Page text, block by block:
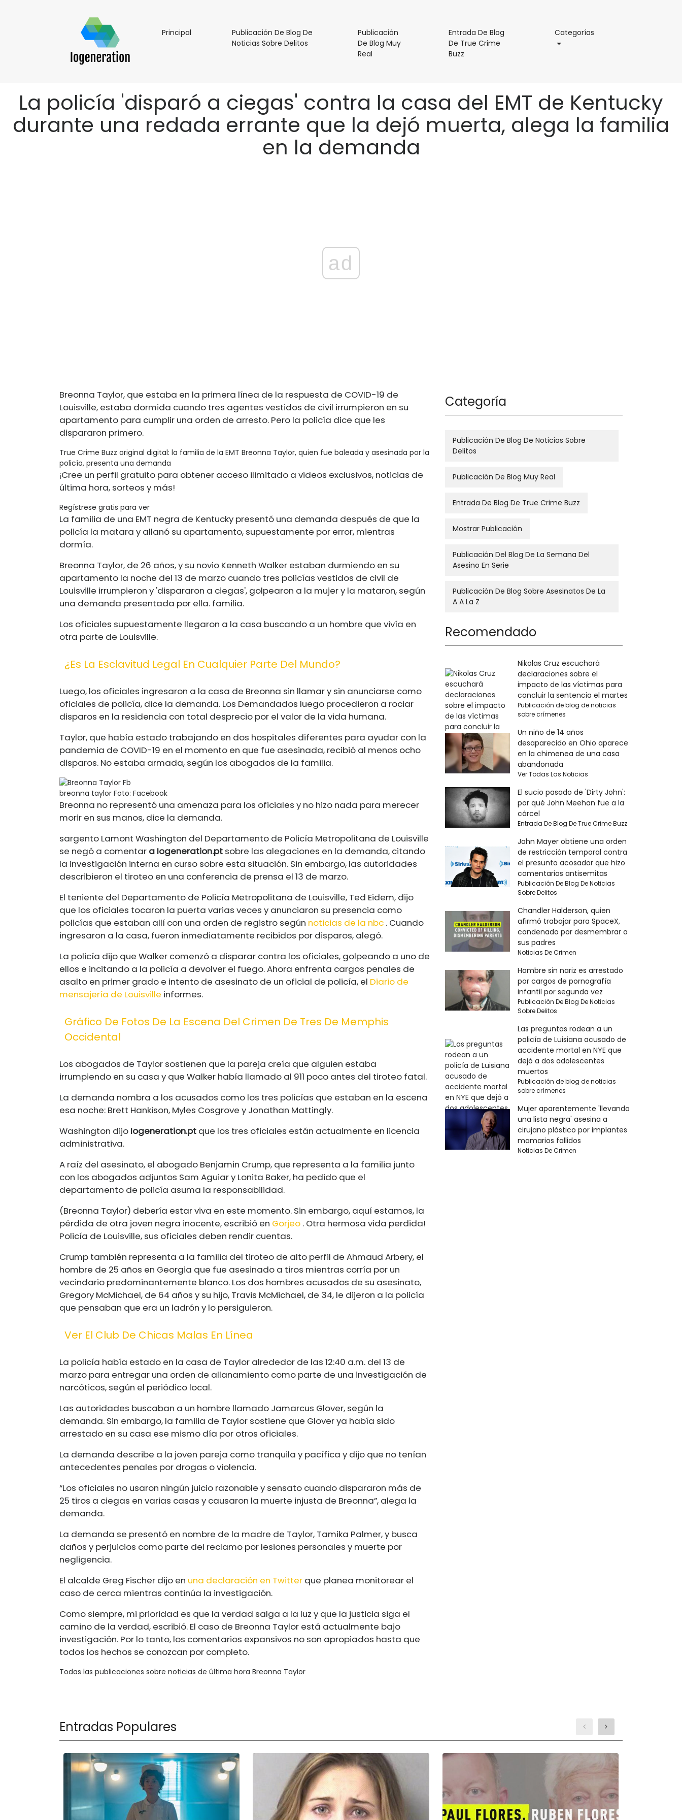
PrincipalPrincipal
Publicación De Blog De
Noticias Sobre DelitosPublicación
Delitos
Publicación
De Blog Muy
Real
Real
Entrada De Blog
De True Crime
BuzzEntrada
True
Crime
Categorías
La policía 'disparó a ciegas' contra la casa del EMT de Kentucky
durante una redada errante que la dejó muerta, alega la familia
en la demanda
ad
Breonna Taylor, que estaba en la primera línea de la respuesta de COVID-19 de
Louisville, estaba dormida cuando tres agentes vestidos de civil irrumpieron en su
apartamento para cumplir una orden de arresto. Pero la policía dice que les
dispararon primero.
True Crime Buzz original digital: la familia de la EMT Breonna Taylor, quien fue baleada y asesinada por la
policía, presenta una demanda
¡Cree un perfil gratuito para obtener acceso ilimitado a videos exclusivos, noticias de
última hora, sorteos y más!
Regístrese gratis para ver
La familia de una EMT negra de Kentucky presentó una demanda después de que la
policía la matara y allanó su apartamento, supuestamente por error, mientras
dormía.
Breonna Taylor, de 26 años, y su novio Kenneth Walker estaban durmiendo en su
apartamento la noche del 13 de marzo cuando tres policías vestidos de civil de
Louisville irrumpieron y 'dispararon a ciegas', golpearon a la mujer y la mataron, según
una demanda presentada por ella. familia.
Los oficiales supuestamente llegaron a la casa buscando a un hombre que vivía en
otra parte de Louisville.
¿Es La Esclavitud Legal En Cualquier Parte Del Mundo?
Luego, los oficiales ingresaron a la casa de Breonna sin llamar y sin anunciarse como
oficiales de policía, dice la demanda. Los Demandados luego procedieron a rociar
disparos en la residencia con total desprecio por el valor de la vida humana.
Taylor, que había estado trabajando en dos hospitales diferentes para ayudar con la
pandemia de COVID-19 en el momento en que fue asesinada, recibió al menos ocho
disparos. No estaba armada, según los abogados de la familia.
breonna taylor Foto: Facebook
Breonna no representó una amenaza para los oficiales y no hizo nada para merecer
morir en sus manos, dice la demanda.
sargento Lamont Washington del Departamento de Policía Metropolitana de Louisville
se negó a comentar a Iogeneration.pt sobre las alegaciones en la demanda, citando
la investigación interna en curso sobre esta situación. Sin embargo, las autoridades
describieron el tiroteo en una conferencia de prensa el 13 de marzo.
El teniente del Departamento de Policía Metropolitana de Louisville, Ted Eidem, dijo
que los oficiales tocaron la puerta varias veces y anunciaron su presencia como
policías que estaban allí con una orden de registro según noticias de la nbc . Cuando
ingresaron a la casa, fueron inmediatamente recibidos por disparos, alegó.
La policía dijo que Walker comenzó a disparar contra los oficiales, golpeando a uno de
ellos e incitando a la policía a devolver el fuego. Ahora enfrenta cargos penales de
asalto en primer grado e intento de asesinato de un oficial de policía, el Diario de
mensajería de Louisville informes.
Gráfico De Fotos De La Escena Del Crimen De Tres De Memphis
Occidental
Los abogados de Taylor sostienen que la pareja creía que alguien estaba
irrumpiendo en su casa y que Walker había llamado al 911 poco antes del tiroteo fatal.
La demanda nombra a los acusados ​​como los tres policías que estaban en la escena
esa noche: Brett Hankison, Myles Cosgrove y Jonathan Mattingly.
Washington dijo Iogeneration.pt que los tres oficiales están actualmente en licencia
administrativa.
A raíz del asesinato, el abogado Benjamin Crump, que representa a la familia junto
con los abogados adjuntos Sam Aguiar y Lonita Baker, ha pedido que el
departamento de policía asuma la responsabilidad.
(Breonna Taylor) debería estar viva en este momento. Sin embargo, aquí estamos, la
pérdida de otra joven negra inocente, escribió en Gorjeo . Otra hermosa vida perdida!
Policía de Louisville, sus oficiales deben rendir cuentas.
Crump también representa a la familia del tiroteo de alto perfil de Ahmaud Arbery, el
hombre de 25 años en Georgia que fue asesinado a tiros mientras corría por un
vecindario predominantemente blanco. Los dos hombres acusados ​​de su asesinato,
Gregory McMichael, de 64 años y su hijo, Travis McMichael, de 34, le dijeron a la policía
que pensaban que era un ladrón y lo persiguieron.
Ver El Club De Chicas Malas En Línea
La policía había estado en la casa de Taylor alrededor de las 12:40 a.m. del 13 de
marzo para entregar una orden de allanamiento como parte de una investigación de
narcóticos, según el periódico local.
Las autoridades buscaban a un hombre llamado Jamarcus Glover, según la
demanda. Sin embargo, la familia de Taylor sostiene que Glover ya había sido
arrestado en su casa ese mismo día por otros oficiales.
La demanda describe a la joven pareja como tranquila y pacífica y dijo que no tenían
antecedentes penales por drogas o violencia.
“Los oficiales no usaron ningún juicio razonable y sensato cuando dispararon más de
25 tiros a ciegas en varias casas y causaron la muerte injusta de Breonna”, alega la
demanda.
La demanda se presentó en nombre de la madre de Taylor, Tamika Palmer, y busca
daños y perjuicios como parte del reclamo por lesiones personales y muerte por
negligencia.
El alcalde Greg Fischer dijo en una declaración en Twitter que planea monitorear el
caso de cerca mientras continúa la investigación.
Como siempre, mi prioridad es que la verdad salga a la luz y que la justicia siga el
camino de la verdad, escribió. El caso de Breonna Taylor está actualmente bajo
investigación. Por lo tanto, los comentarios expansivos no son apropiados hasta que
todos los hechos se conozcan por completo.
Todas las publicaciones sobre noticias de última hora Breonna Taylor
Categoría
Publicación De Blog De Noticias Sobre
Delitos
Publicación De Blog Muy Real
Entrada De Blog De True Crime Buzz
Mostrar Publicación
Publicación Del Blog De La Semana Del
Asesino En Serie
Publicación De Blog Sobre Asesinatos De La
A A La Z
Recomendado
Nikolas Cruz escuchará
declaraciones sobre el
impacto de las víctimas para
concluir la sentencia el martes
Publicación de blog de noticias
sobre crímenes
Un niño de 14 años
desaparecido en Ohio aparece
en la chimenea de una casa
abandonada
Ver Todas Las Noticias
El sucio pasado de 'Dirty John':
por qué John Meehan fue a la
cárcel
Entrada De Blog De True Crime Buzz
John Mayer obtiene una orden
de restricción temporal contra
el presunto acosador que hizo
comentarios antisemitas
Publicación De Blog De Noticias
Sobre Delitos
Chandler Halderson, quien
afirmó trabajar para SpaceX,
condenado por desmembrar a
sus padres
Noticias De Crimen
Hombre sin nariz es arrestado
por cargos de pornografía
infantil por segunda vez
Publicación De Blog De Noticias
Sobre Delitos
Las preguntas rodean a un
policía de Luisiana acusado de
accidente mortal en NYE que
dejó a dos adolescentes
muertos
Publicación de blog de noticias
sobre crímenes
Mujer aparentemente 'llevando
una lista negra' asesina a
cirujano plástico por implantes
mamarios fallidos
Noticias De Crimen
Entradas Populares